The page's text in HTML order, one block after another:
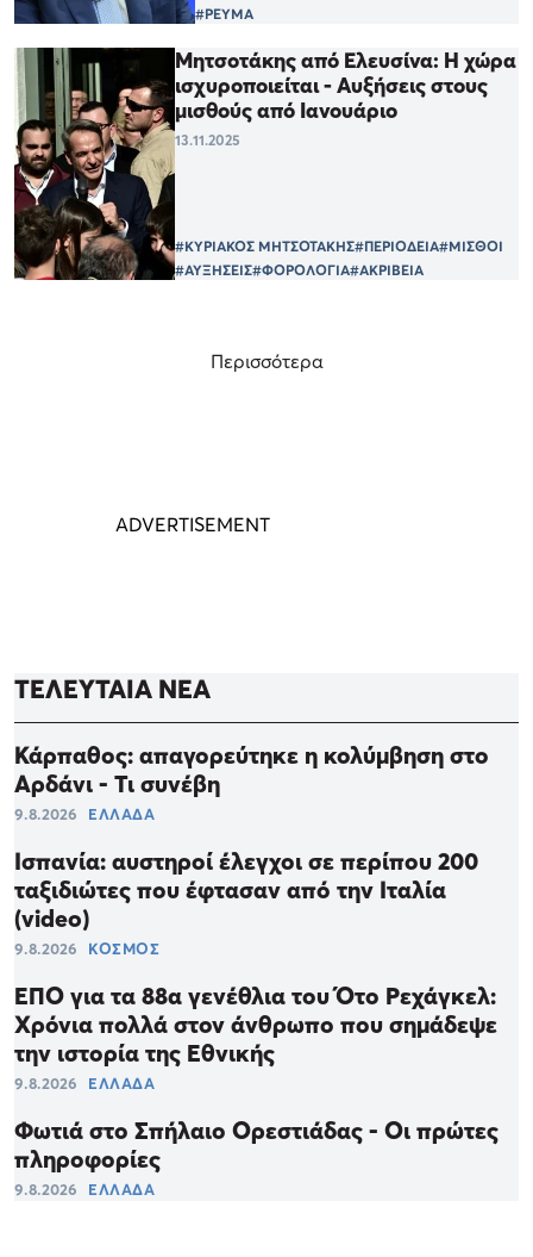
#ΡΕΥΜΑ
Μητσοτάκης από Ελευσίνα: Η χώρα
ισχυροποιείται - Αυξήσεις στους
μισθούς από Ιανουάριο
13.11.2025
#ΚΥΡΙΑΚΟΣ ΜΗΤΣΟΤΑΚΗΣ#ΠΕΡΙΟΔΕΙΑ#ΜΙΣΘΟΙ
#ΑΥΞΗΣΕΙΣ#ΦΟΡΟΛΟΓΙΑ#ΑΚΡΙΒΕΙΑ
Περισσότερα
ΤΕΛΕΥΤΑΙΑ ΝΕΑ
Κάρπαθος: απαγορεύτηκε η κολύμβηση στο
Αρδάνι - Τι συνέβη
9.8.2026 ΕΛΛΑΔΑ
Ισπανία: αυστηροί έλεγχοι σε περίπου 200
ταξιδιώτες που έφτασαν από την Ιταλία
(video)
9.8.2026 ΚΟΣΜΟΣ
ΕΠΟ για τα 88α γενέθλια του Ότο Ρεχάγκελ:
Χρόνια πολλά στον άνθρωπο που σημάδεψε
την ιστορία της Εθνικής
9.8.2026 ΕΛΛΑΔΑ
Φωτιά στο Σπήλαιο Ορεστιάδας - Οι πρώτες
πληροφορίες
9.8.2026 ΕΛΛΑΔΑ